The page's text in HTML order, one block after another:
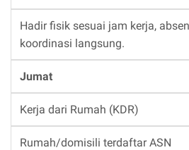
Hadir fisik sesuai jam kerja,
koordinasi langsung.
Jumat
Kerja dari Rumah (KDR)
Rumah/domisili terdaftar ASN